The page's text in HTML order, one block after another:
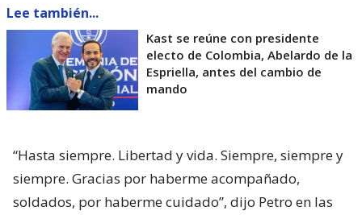
Lee también...
Kast se reúne con presidente
electo de Colombia, Abelardo de la
Espriella, antes del cambio de
mando
“Hasta siempre. Libertad y vida. Siempre, siempre y
siempre. Gracias por haberme acompañado,
soldados, por haberme cuidado”, dijo Petro en las